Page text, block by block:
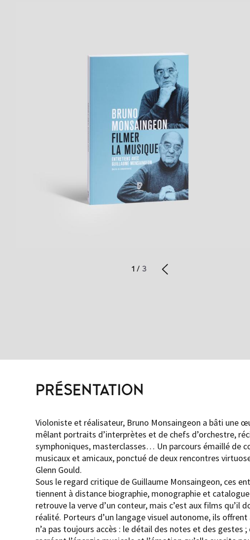
1 / 3
PRÉSENTATION
Violoniste et réalisateur, Bruno Monsaingeon a bâti une
mêlant portraits d’interprètes et de chefs d’orchestre,
symphoniques, masterclasses… Un parcours émaillé de
musicaux et amicaux, ponctué de deux rencontres
Glenn Gould.
Sous le regard critique de Guillaume Monsaingeon, ces
tiennent à distance biographie, monographie et
retrouve la verve d’un conteur, mais c’est aux films qu’il
réalité. Porteurs d’un langage visuel autonome, ils offrent
n’a pas toujours accès : le détail des notes et des gestes